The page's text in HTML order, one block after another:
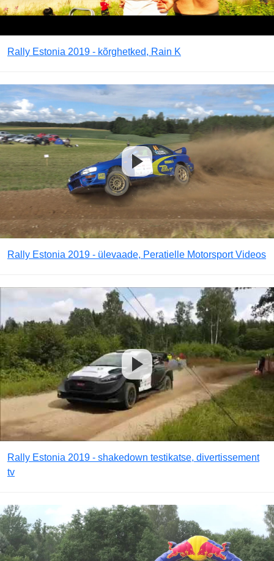
Rally Estonia 2019 - kõrghetked, Rain K
Rally Estonia 2019 - ülevaade, Peratielle Motorsport Videos
Rally Estonia 2019 - shakedown testikatse, divertissement
tv